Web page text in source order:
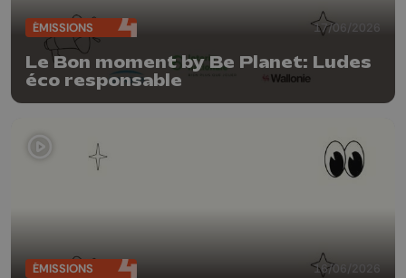
ÉMISSIONS 17/06/2026
Le Bon moment by Be Planet: Ludes
éco responsable
ÉMISSIONS 16/06/2026